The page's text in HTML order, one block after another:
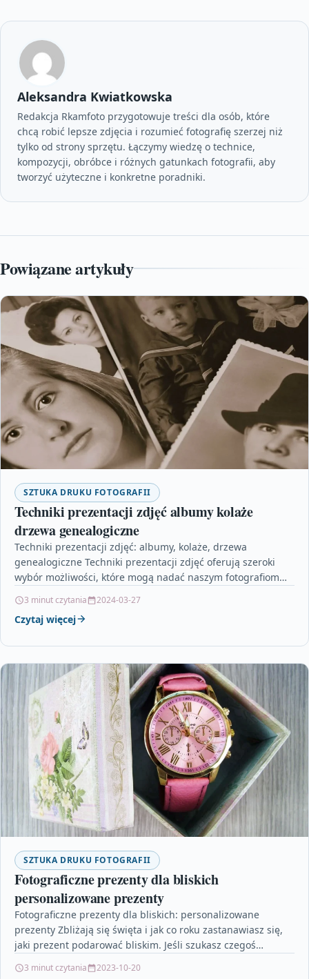
Aleksandra Kwiatkowska
Redakcja Rkamfoto przygotowuje treści dla osób, które
chcą robić lepsze zdjęcia i rozumieć fotografię szerzej niż
tylko od strony sprzętu. Łączymy wiedzę o technice,
kompozycji, obróbce i różnych gatunkach fotografii, aby
tworzyć użyteczne i konkretne poradniki.
Powiązane artykuły
SZTUKA DRUKU FOTOGRAFII
Techniki prezentacji zdjęć albumy kolaże
drzewa genealogiczne
Techniki prezentacji zdjęć: albumy, kolaże, drzewa
genealogiczne Techniki prezentacji zdjęć oferują szeroki
wybór możliwości, które mogą nadać naszym fotografiom
3 minut czytania 2024-03-27
Czytaj więcej
SZTUKA DRUKU FOTOGRAFII
Fotograficzne prezenty dla bliskich
personalizowane prezenty
Fotograficzne prezenty dla bliskich: personalizowane
prezenty Zbliżają się święta i jak co roku zastanawiasz się,
jaki prezent podarować bliskim. Jeśli szukasz czegoś
3 minut czytania 2023-10-20